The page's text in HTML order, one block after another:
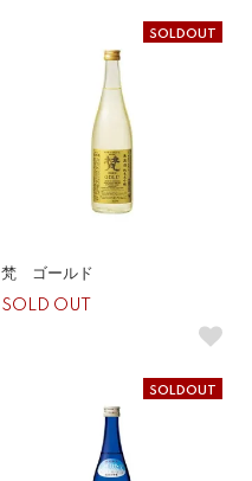
SOLDOUT
梵 ゴールド
SOLD OUT
SOLDOUT